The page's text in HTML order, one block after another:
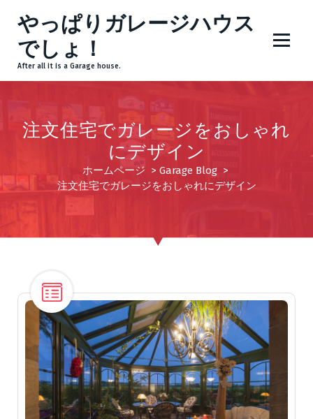
やっぱりガレージハウス
でしょ！
After all it is a Garage house.
注文住宅でガレージをおしゃれ
にデザイン
ホームページ > Garage Blog>
注文住宅でガレージをおしゃれにデザイン